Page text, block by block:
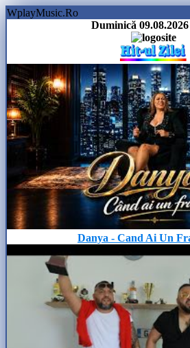
WplayMusic.Ro
Duminică 09.08.2026
Danya - Cand Ai Un